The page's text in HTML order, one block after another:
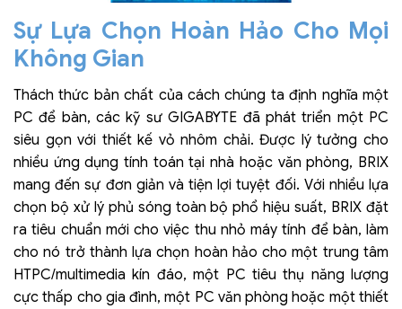
Sự Lựa Chọn Hoàn Hảo Cho Mọi
Không Gian
Thách thức bản chất của cách chúng ta định nghĩa một
PC để bàn, các kỹ sư GIGABYTE đã phát triển một PC
siêu gọn với thiết kế vỏ nhôm chải. Được lý tưởng cho
nhiều ứng dụng tính toán tại nhà hoặc văn phòng, BRIX
mang đến sự đơn giản và tiện lợi tuyệt đối. Với nhiều lựa
chọn bộ xử lý phủ sóng toàn bộ phổ hiệu suất, BRIX đặt
ra tiêu chuẩn mới cho việc thu nhỏ máy tính để bàn, làm
cho nó trở thành lựa chọn hoàn hảo cho một trung tâm
HTPC/multimedia kín đáo, một PC tiêu thụ năng lượng
cực thấp cho gia đình, một PC văn phòng hoặc một thiết